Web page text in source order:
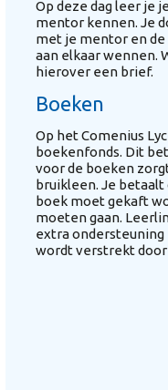
Op deze dag leer je
mentor kennen. Je
met je mentor en de
aan elkaar wennen.
hierover een brief.
Boeken
Op het Comenius
boekenfonds. Dit
voor de boeken
bruikleen. Je betaalt
boek moet gekaft
moeten gaan.
extra
wordt verstrekt door